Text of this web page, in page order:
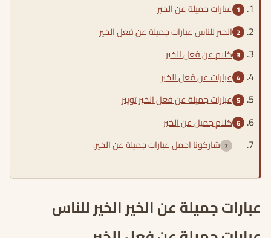
عبارات جميلة عن الخير
الخير للناس عبارات جميلة عن فعل الخير
كلام عن فعل الخير
عبارات عن فعل الخير
عبارات جميلة عن فعل الخير تويتر
كلام جميل عن الخير
شاركونا اجمل عبارات جميلة عن الخير.
عبارات جميلة عن الخير الخير للناس